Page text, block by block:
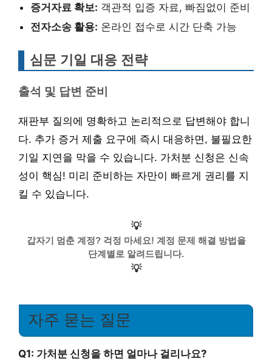
증거자료 확보: 객관적 입증 자료, 빠짐없이 준비
전자소송 활용: 온라인 접수로 시간 단축 가능
심문 기일 대응 전략
출석 및 답변 준비
재판부 질의에 명확하고 논리적으로 답변해야 합니
다. 추가 증거 제출 요구에 즉시 대응하면, 불필요한
기일 지연을 막을 수 있습니다. 가처분 신청은 신속
성이 핵심! 미리 준비하는 자만이 빠르게 권리를 지
킬 수 있습니다.
💡
갑자기 멈춘 계정? 걱정 마세요! 계정 문제 해결 방법을
단계별로 알려드립니다.
💡
자주 묻는 질문
Q1: 가처분 신청을 하면 얼마나 걸리나요?